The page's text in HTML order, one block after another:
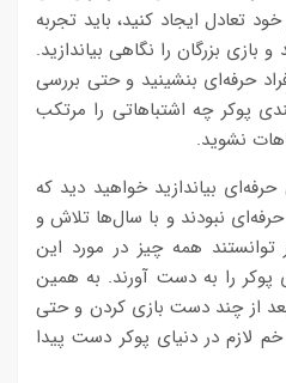
تعادل ایجاد کنید، باید تجربه
بازی بزرگان را نگاهی بیاندازید.
حرفه‌ای بنشینید و حتی بررسی
پوکر چه اشتباهاتی را مرتکب
نشوید.
حرفه‌ای بیاندازید خواهید دید که
نبودند و با سال‌ها تلاش و
همه چیز در مورد این
را به دست آورند. به همین
بعد از چند دست بازی کردن و حتی
لازم در دنیای پوکر دست پیدا